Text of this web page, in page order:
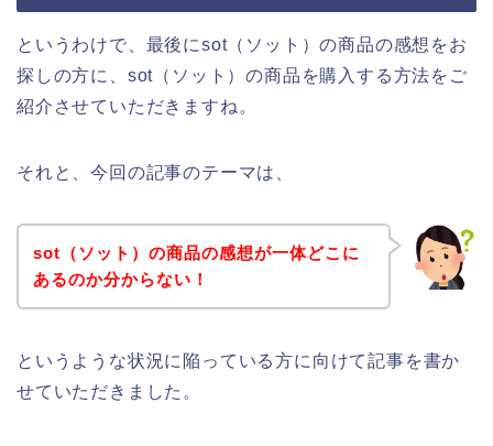
というわけで、最後にsot（ソット）の商品の感想をお
探しの方に、sot（ソット）の商品を購入する方法をご
紹介させていただきますね。
それと、今回の記事のテーマは、
sot（ソット）の商品の感想が一体どこに
あるのか分からない！
というような状況に陥っている方に向けて記事を書か
せていただきました。